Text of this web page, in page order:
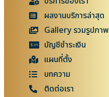
ผลงานบริการล่าสุด
Gallery รวมรูปภาพ
บัญชีชำระเงิน
แผนที่ตั้ง
บทความ
ติดต่อเรา